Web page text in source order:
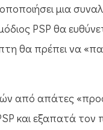
μια
PSP θα
θα πρέπει να
από απάτες
και εξαπατά τον